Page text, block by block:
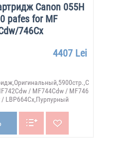
Canon 055H
pafes for MF
746Cx
4407 Lei
/ MF744Cdw / MF746
/ LBP664Cx,Пурпурный